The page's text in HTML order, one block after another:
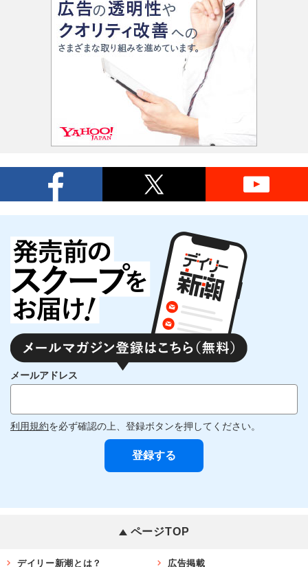
メールアドレス
利用規約を必ず確認の上、登録ボタンを押してください。
ページTOP
デイリー新潮とは？ 広告掲載